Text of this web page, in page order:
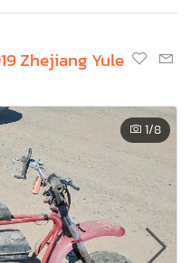
Zhejiang Yule
1/8